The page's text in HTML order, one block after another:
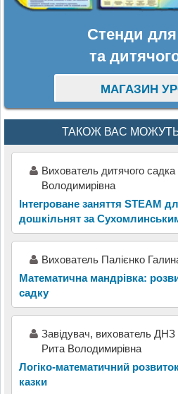
Стенди
та
МАГАЗИН
ТАКОЖ ВАС МОЖУТЬ
Вихователь дитячого садка
Володимирівна
Інтегроване заняття STEAM
дошкільнят за
Вихователь Палієнко
Математична мандрівка:
садку
Завідувач, вихователь ДНЗ
Рита Володимирівна
Логіко-математичний
казки